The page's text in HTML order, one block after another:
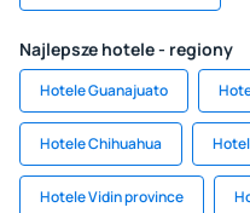
Najlepsze hotele - regiony
Hotele Guanajuato
Hotele Chihuahua
Hotele Vidin province